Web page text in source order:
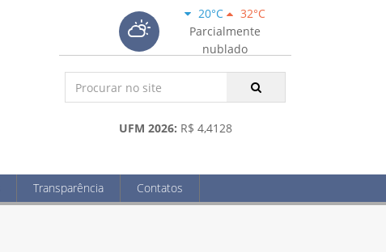
20°C
32°C
Parcialmente
nublado
UFM 2026: R$ 4,4128
Transparência Contatos